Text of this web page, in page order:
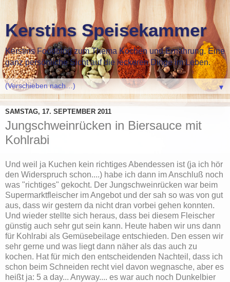
Kerstins Speisekammer
Kerstins Foodblog zum Thema Kochen und Ernährung. Eine
ganz persönliche Sicht auf die leckeren Dinge im Leben.
▼
SAMSTAG, 17. SEPTEMBER 2011
Jungschweinrücken in Biersauce mit
Kohlrabi
Und weil ja Kuchen kein richtiges Abendessen ist (ja ich hör
den Widerspruch schon....) habe ich dann im Anschluß noch
was "richtiges" gekocht. Der Jungschweinrücken war beim
Supermarktfleischer im Angebot und der sah so was von gut
aus, dass wir gestern da nicht dran vorbei gehen konnten.
Und wieder stellte sich heraus, dass bei diesem Fleischer
günstig auch sehr gut sein kann. Heute haben wir uns dann
für Kohlrabi als Gemüsebeilage entschieden. Den essen wir
sehr gerne und was liegt dann näher als das auch zu
kochen. Hat für mich den entscheidenden Nachteil, dass ich
schon beim Schneiden recht viel davon wegnasche, aber es
heißt ja: 5 a day... Anyway.... es war auch noch Dunkelbier